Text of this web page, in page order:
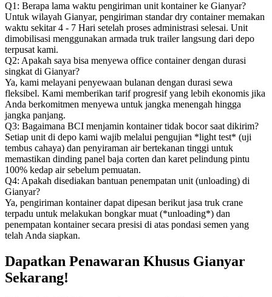
Q1: Berapa lama waktu pengiriman unit kontainer ke Gianyar?
Untuk wilayah Gianyar, pengiriman standar dry container memakan
waktu sekitar 4 - 7 Hari setelah proses administrasi selesai. Unit
dimobilisasi menggunakan armada truk trailer langsung dari depo
terpusat kami.
Q2: Apakah saya bisa menyewa office container dengan durasi
singkat di Gianyar?
Ya, kami melayani penyewaan bulanan dengan durasi sewa
fleksibel. Kami memberikan tarif progresif yang lebih ekonomis jika
Anda berkomitmen menyewa untuk jangka menengah hingga
jangka panjang.
Q3: Bagaimana BCI menjamin kontainer tidak bocor saat dikirim?
Setiap unit di depo kami wajib melalui pengujian *light test* (uji
tembus cahaya) dan penyiraman air bertekanan tinggi untuk
memastikan dinding panel baja corten dan karet pelindung pintu
100% kedap air sebelum pemuatan.
Q4: Apakah disediakan bantuan penempatan unit (unloading) di
Gianyar?
Ya, pengiriman kontainer dapat dipesan berikut jasa truk crane
terpadu untuk melakukan bongkar muat (*unloading*) dan
penempatan kontainer secara presisi di atas pondasi semen yang
telah Anda siapkan.
Dapatkan Penawaran Khusus Gianyar
Sekarang!